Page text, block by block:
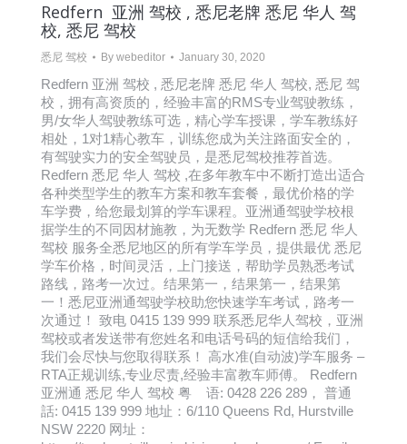
Redfern 亚洲 驾校 , 悉尼老牌 悉尼 华人 驾
校, 悉尼 驾校
悉尼 驾校 By webeditor January 30, 2020
Redfern 亚洲 驾校 , 悉尼老牌 悉尼 华人 驾校, 悉尼 驾
校，拥有高资质的，经验丰富的RMS专业驾驶教练，
男/女华人驾驶教练可选，精心学车授课，学车教练好
相处，1对1精心教车，训练您成为关注路面安全的，
有驾驶实力的安全驾驶员，是悉尼驾校推荐首选。
Redfern 悉尼 华人 驾校 ,在多年教车中不断打造出适合
各种类型学生的教车方案和教车套餐，最优价格的学
车学费，给您最划算的学车课程。亚洲通驾驶学校根
据学生的不同因材施教，为无数学 Redfern 悉尼 华人
驾校 服务全悉尼地区的所有学车学员，提供最优 悉尼
学车价格，时间灵活，上门接送，帮助学员熟悉考试
路线，路考一次过。结果第一，结果第一，结果第
一！悉尼亚洲通驾驶学校助您快速学车考试，路考一
次通过！ 致电 0415 139 999 联系悉尼华人驾校，亚洲
驾校或者发送带有您姓名和电话号码的短信给我们，
我们会尽快与您取得联系！ 高水准(自动波)学车服务 –
RTA正规训练,专业尽责,经验丰富教车师傅。 Redfern
亚洲通 悉尼 华人 驾校 粤 语: 0428 226 289， 普通
話: 0415 139 999 地址：6/110 Queens Rd, Hurstville
NSW 2220 网址：